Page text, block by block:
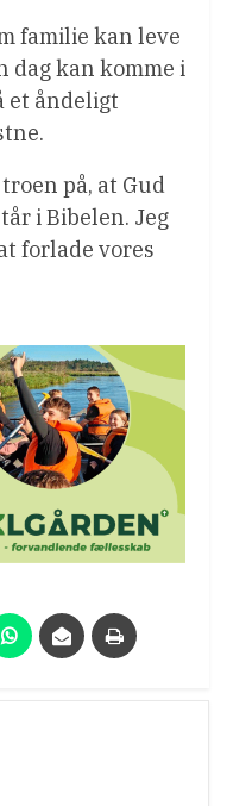
familie kan leve
dag kan komme i
et åndeligt
på, at Gud
i Bibelen. Jeg
forlade vores